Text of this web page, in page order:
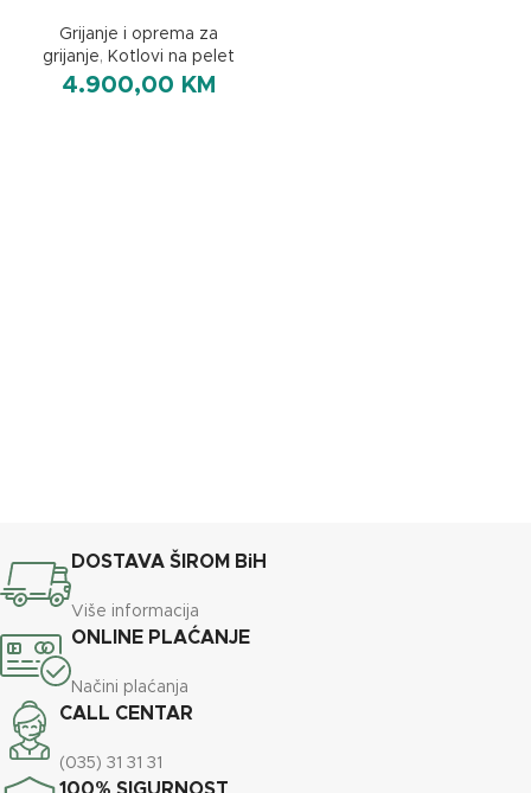
Grijanje i oprema za
grijanje, Kotlovi na pelet
4.900,00 KM
DOSTAVA ŠIROM BiH
Više informacija
ONLINE PLAĆANJE
Načini plaćanja
CALL CENTAR
(035) 31 31 31
100% SIGURNOST